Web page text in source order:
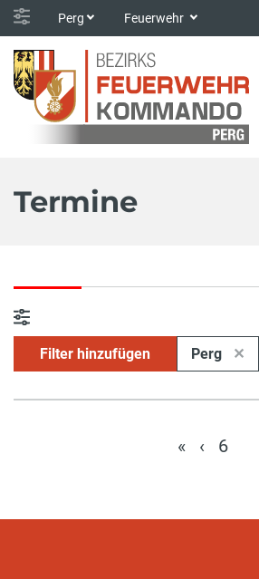
Perg Feuerwehr
Termine
Filter hinzufügen Perg
« ‹ 6